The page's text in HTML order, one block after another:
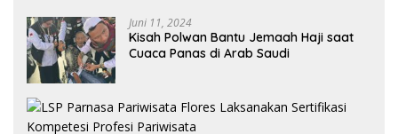
Jaya Tanjung Uncang Kota Batam
Juni 11, 2024
Kisah Polwan Bantu Jemaah Haji saat
Cuaca Panas di Arab Saudi